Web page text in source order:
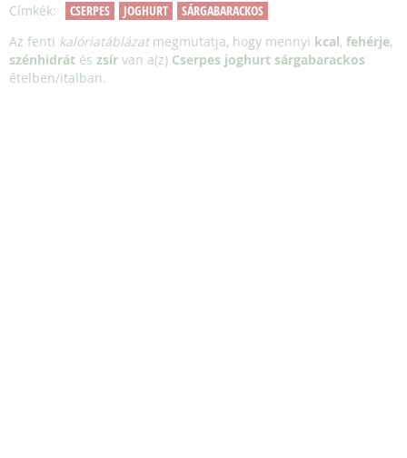
Címkék: CSERPES JOGHURT
SÁRGABARACKOS
Az fenti kalóriatáblázatmegmutatja, hogy mennyi kcal, fehérje,
szénhidrát és zsír van a(z) Cserpes joghurt sárgabarackos
ételben/italban.